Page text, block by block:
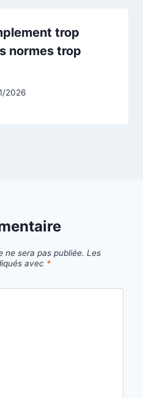
trop
normes trop
2026
ne sera pas publiée. Les
avec *